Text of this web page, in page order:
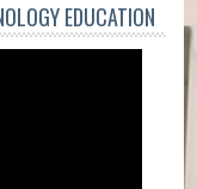
EDUCATION